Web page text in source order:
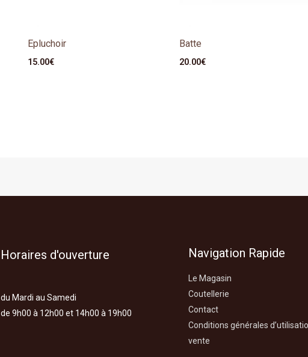
Epluchoir
15.00€
Batte
20.00€
Horaires d'ouverture
du Mardi au Samedi
de 9h00 à 12h00 et 14h00 à 19h00
Navigation Rapide
Le Magasin
Coutellerie
Contact
Conditions générales
vente